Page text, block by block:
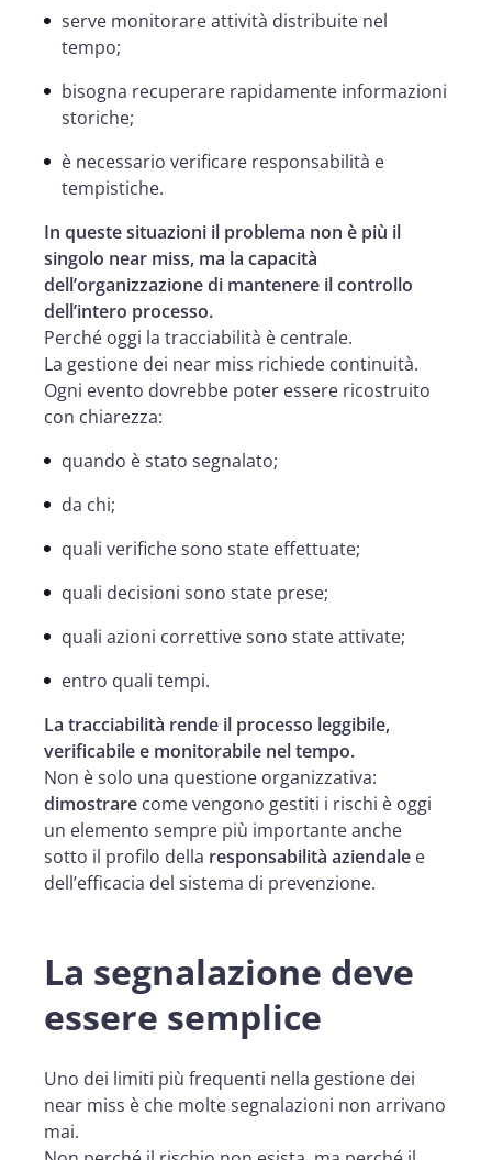
serve monitorare attività distribuite nel
tempo;
bisogna recuperare rapidamente informazioni
storiche;
è necessario verificare responsabilità e
tempistiche.
In queste situazioni il problema non è più il
singolo near miss, ma la capacità
dell’organizzazione di mantenere il controllo
dell’intero processo.
Perché oggi la tracciabilità è centrale.
La gestione dei near miss richiede continuità.
Ogni evento dovrebbe poter essere ricostruito
con chiarezza:
quando è stato segnalato;
da chi;
quali verifiche sono state effettuate;
quali decisioni sono state prese;
quali azioni correttive sono state attivate;
entro quali tempi.
La tracciabilità rende il processo leggibile,
verificabile e monitorabile nel tempo.
Non è solo una questione organizzativa:
dimostrare come vengono gestiti i rischi è oggi
un elemento sempre più importante anche
sotto il profilo della responsabilità aziendale e
dell’efficacia del sistema di prevenzione.
La segnalazione deve
essere semplice
Uno dei limiti più frequenti nella gestione dei
near miss è che molte segnalazioni non arrivano
mai.